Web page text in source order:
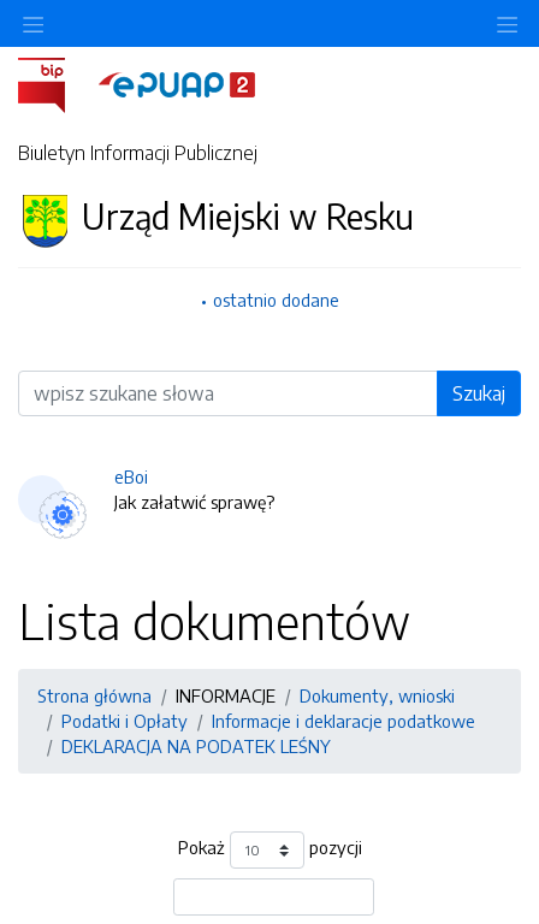
Biuletyn Informacji Publicznej
Urząd Miejski w Resku
ostatnio dodane
Wyszukiwarka Szukaj
eBoi
Jak załatwić sprawę?
Lista dokumentów
Strona główna INFORMACJE
Dokumenty, wnioski
Podatki i Opłaty
Informacje i deklaracje podatkowe
DEKLARACJA NA PODATEK LEŚNY
Pokaż pozycji